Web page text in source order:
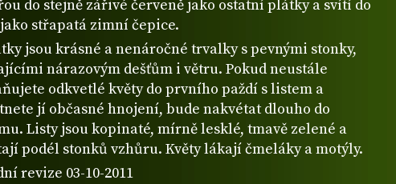
do stejně zářivé červeně jako ostatní plátky a svítí do
střapatá zimní čepice.
jsou krásné a nenáročné trvalky s pevnými stonky,
nárazovým dešťům i větru. Pokud neustále
odkvetlé květy do prvního paždí s listem a
jí občasné hnojení, bude nakvétat dlouho do
Listy jsou kopinaté, mírně lesklé, tmavě zelené a
podél stonků vzhůru. Květy lákají čmeláky a motýly.
revize 03-10-2011